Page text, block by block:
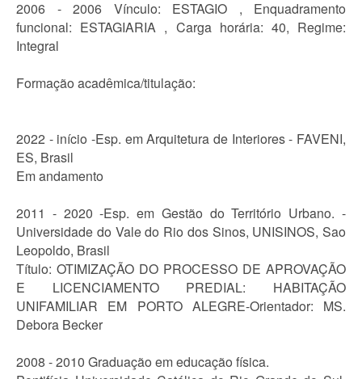
2006 - 2006 Vínculo: ESTAGIO , Enquadramento
funcional: ESTAGIARIA , Carga horária: 40, Regime:
Integral
Formação acadêmica/titulação:
2022 - início -Esp. em Arquitetura de Interiores - FAVENI,
ES, Brasil
Em andamento
2011 - 2020 -Esp. em Gestão do Território Urbano. -
Universidade do Vale do Rio dos Sinos, UNISINOS, Sao
Leopoldo, Brasil
Título: OTIMIZAÇÃO DO PROCESSO DE APROVAÇÃO
E LICENCIAMENTO PREDIAL: HABITAÇÃO
UNIFAMILIAR EM PORTO ALEGRE-Orientador: MS.
Debora Becker
2008 - 2010 Graduação em educação física.